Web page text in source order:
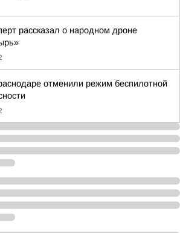
рассказал о народном дроне
отменили режим беспилотной